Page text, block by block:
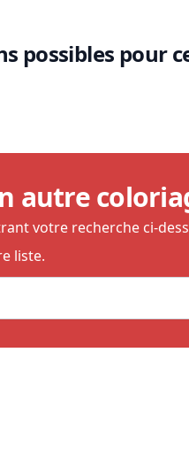
possibles pour
autre
votre recherche ci-
liste.